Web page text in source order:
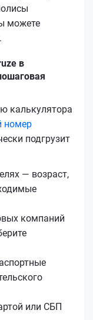
можете
в
калькулятора
номер
подгрузит
— возраст,
компаний
или СБП